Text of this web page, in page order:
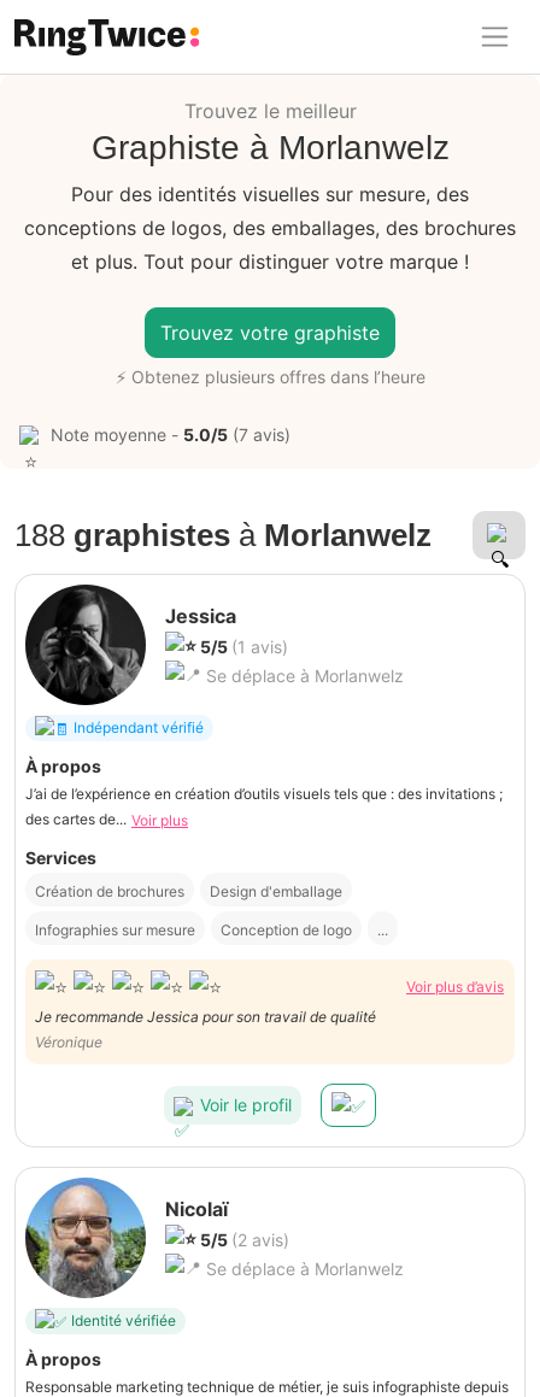
Ring Twice
Trouvez le meilleur
Graphiste à Morlanwelz
Pour des identités visuelles sur mesure, des
conceptions de logos, des emballages, des brochures
et plus. Tout pour distinguer votre marque !
Trouvez votre graphiste
⚡ Obtenez plusieurs offres dans l’heure
Note moyenne - 5.0/5 (7 avis)
188 graphistes à Morlanwelz
Jessica
5/5 (1 avis)
Se déplace à Morlanwelz
Indépendant vérifié
À propos
J’ai de l’expérience en création d’outils visuels tels que : des invitations ;
des cartes de... Voir plus
Services
Création de brochures Design d'emballage
Infographies sur mesure Conception de logo ...
Voir plus d’avis
Je recommande Jessica pour son travail de qualité
Véronique
Voir le profil
Nicolaï
5/5 (2 avis)
Se déplace à Morlanwelz
Identité vérifiée
À propos
Responsable marketing technique de métier, je suis infographiste depuis